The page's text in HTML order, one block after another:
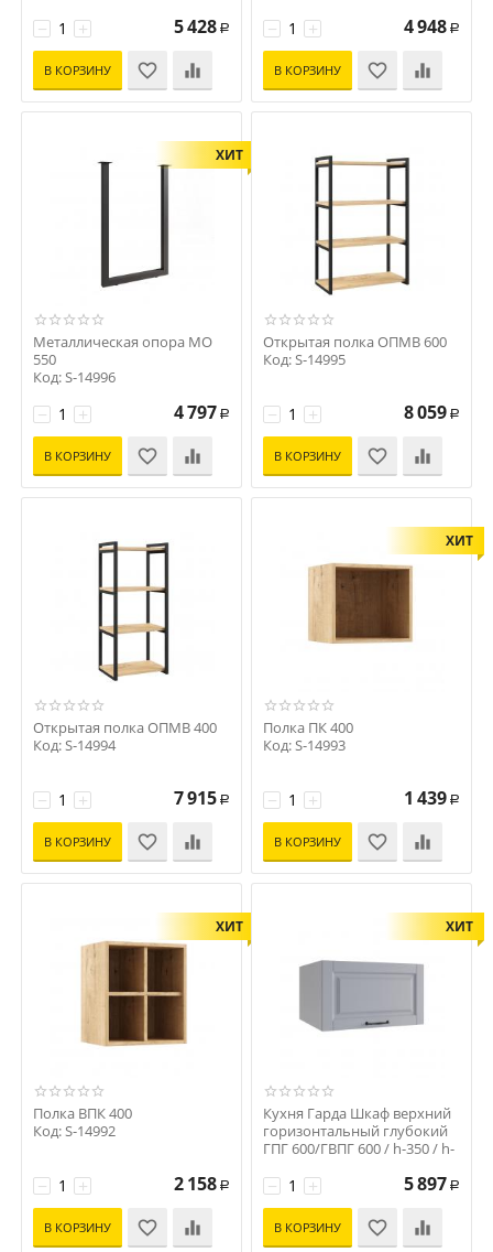
+
− 5 428 Р
В КОРЗИНУ
+
− 4 948 Р
В КОРЗИНУ
ХИТ
Металлическая опора МО
550
Код: S-14996
+
− 4 797 Р
В КОРЗИНУ
Открытая полка ОПМВ 600
Код: S-14995
+
− 8 059 Р
В КОРЗИНУ
Открытая полка ОПМВ 400
Код: S-14994
+
− 7 915 Р
В КОРЗИНУ
ХИТ
Полка ПК 400
Код: S-14993
+
− 1 439 Р
В КОРЗИНУ
ХИТ
Полка ВПК 400
Код: S-14992
+
− 2 158 Р
В КОРЗИНУ
ХИТ
Кухня Гарда Шкаф верхний
горизонтальный глубокий
ГПГ 600/ГВПГ 600 / h-350 / h-
Код: 14943
+
− 5 897 Р
В КОРЗИНУ